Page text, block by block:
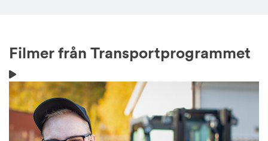
Filmer från Transportprogrammet